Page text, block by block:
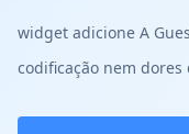
widget adicione A
codificação nem dores